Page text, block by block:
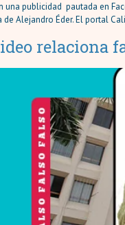
una publicidad pautada en
de Alejandro Éder. El portal
relaciona